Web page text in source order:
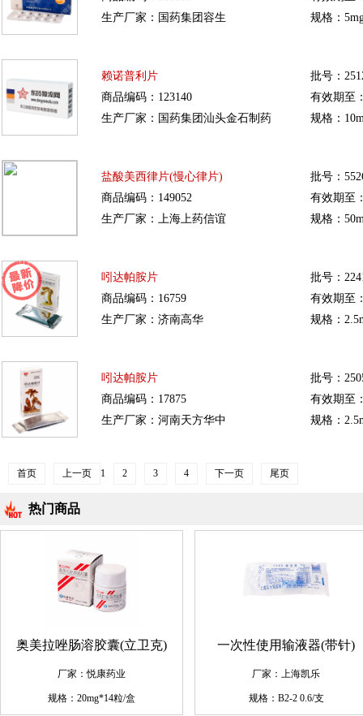
生产厂家：国药集团容生
规格：
赖诺普利片
商品编码：123140
生产厂家：国药集团汕头金石制药
批号：
有效期至
规格：
盐酸美西律片(慢心律片)
商品编码：149052
生产厂家：上海上药信谊
批号：
有效期至
规格：
吲达帕胺片
商品编码：16759
生产厂家：济南高华
批号：
有效期至
规格：
吲达帕胺片
商品编码：17875
生产厂家：河南天方华中
批号：
有效期至
规格：
首页 上一页 1 2 3 4 下一页 尾页
热门商品
奥美拉唑肠溶胶囊(立卫克)
厂家：悦康药业
规格：20mg*14粒/盒
一次性使用输液器(带针)
厂家：上海凯乐
规格：B2-2 0.6/支